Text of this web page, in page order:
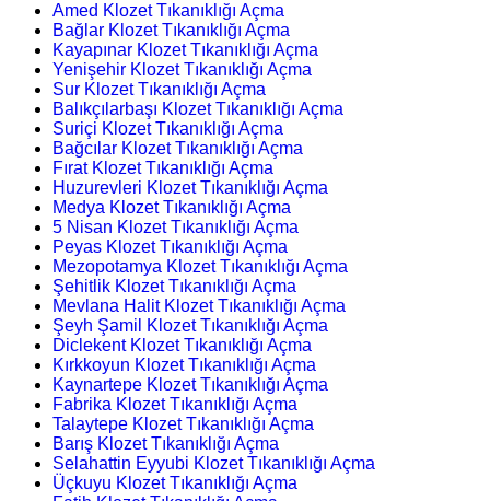
Amed Klozet Tıkanıklığı Açma
Bağlar Klozet Tıkanıklığı Açma
Kayapınar Klozet Tıkanıklığı Açma
Yenişehir Klozet Tıkanıklığı Açma
Sur Klozet Tıkanıklığı Açma
Balıkçılarbaşı Klozet Tıkanıklığı Açma
Suriçi Klozet Tıkanıklığı Açma
Bağcılar Klozet Tıkanıklığı Açma
Fırat Klozet Tıkanıklığı Açma
Huzurevleri Klozet Tıkanıklığı Açma
Medya Klozet Tıkanıklığı Açma
5 Nisan Klozet Tıkanıklığı Açma
Peyas Klozet Tıkanıklığı Açma
Mezopotamya Klozet Tıkanıklığı Açma
Şehitlik Klozet Tıkanıklığı Açma
Mevlana Halit Klozet Tıkanıklığı Açma
Şeyh Şamil Klozet Tıkanıklığı Açma
Diclekent Klozet Tıkanıklığı Açma
Kırkkoyun Klozet Tıkanıklığı Açma
Kaynartepe Klozet Tıkanıklığı Açma
Fabrika Klozet Tıkanıklığı Açma
Talaytepe Klozet Tıkanıklığı Açma
Barış Klozet Tıkanıklığı Açma
Selahattin Eyyubi Klozet Tıkanıklığı Açma
Üçkuyu Klozet Tıkanıklığı Açma